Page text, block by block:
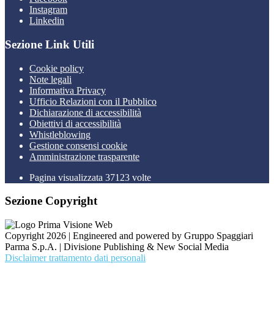
Instagram
Linkedin
Sezione Link Utili
Cookie policy
Note legali
Informativa Privacy
Ufficio Relazioni con il Pubblico
Dichiarazione di accessibilità
Obiettivi di accessibilità
Whistleblowing
Gestione consensi cookie
Amministrazione trasparente
Pagina visualizzata 37123 volte
Sezione Copyright
Copyright 2026 | Engineered and powered by Gruppo Spaggiari
Parma S.p.A. | Divisione Publishing & New Social Media
Disclaimer trattamento dati personali